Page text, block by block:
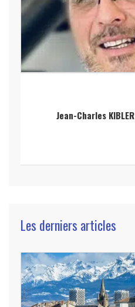
Jean-Charles KIBLER
Les derniers articles